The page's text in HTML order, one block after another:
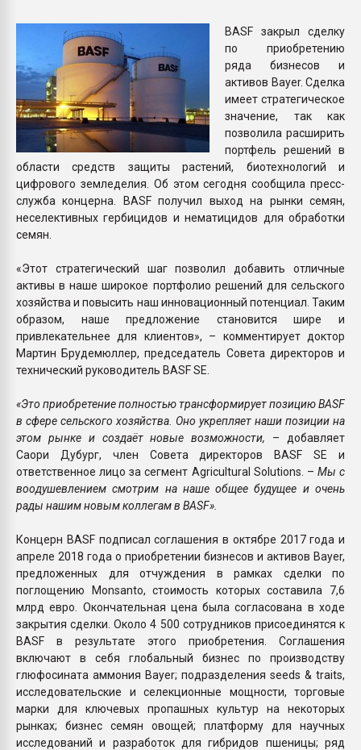
ПЕРЕЙТИ НА
BASF закрыл сделку
по приобретению
ряда бизнесов и
активов Bayer. Сделка
имеет стратегическое
значение, так как
позволила расширить
портфель решений в
области средств защиты растений, биотехнологий и
цифрового земледелия. Об этом сегодня сообщила пресс-
служба концерна. BASF получил выход на рынки семян,
неселективных гербицидов и нематицидов для обработки
семян.
«Этот стратегический шаг позволил добавить отличные
активы в наше широкое портфолио решений для сельского
хозяйства и повысить наш инновационный потенциал. Таким
образом, наше предложение становится шире и
привлекательнее для клиентов», – комментирует доктор
Мартин Брудемюллер, председатель Совета директоров и
технический руководитель BASF SE.
«Это приобретение полностью трансформирует позицию BASF
в сфере сельского хозяйства. Оно укрепляет наши позиции на
этом рынке и создаёт новые возможности, – добавляет
Саори Дубург, член Совета директоров BASF SE и
ответственное лицо за сегмент Agricultural Solutions. – Мы с
воодушевлением смотрим на наше общее будущее и очень
рады нашим новым коллегам в BASF».
Концерн BASF подписал соглашения в октябре 2017 года и
апреле 2018 года о приобретении бизнесов и активов Bayer,
предложенных для отчуждения в рамках сделки по
поглощению Monsanto, стоимость которых составила 7,6
млрд евро. Окончательная цена была согласована в ходе
закрытия сделки. Около 4 500 сотрудников присоединятся к
BASF в результате этого приобретения. Соглашения
включают в себя глобальный бизнес по производству
глюфосината аммония Bayer; подразделения seeds & traits,
исследовательские и селекционные мощности, торговые
марки для ключевых пропашных культур на некоторых
рынках; бизнес семян овощей; платформу для научных
исследований и разработок для гибридов пшеницы; ряд